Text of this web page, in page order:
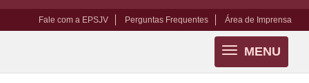
Fale com a EPSJV Perguntas Frequentes Área de Imprensa
MENU
Toggle
navigation